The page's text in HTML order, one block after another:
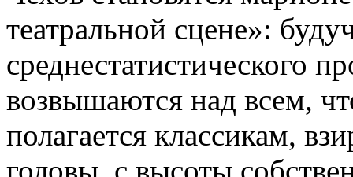
театральной сцене»:
среднестатистического
возвышаются над всем,
полагается классикам,
головы, с высоты